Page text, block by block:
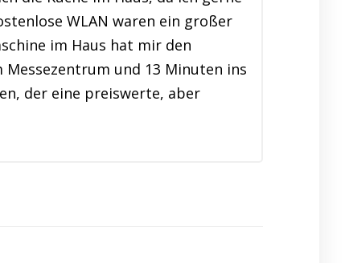
WLAN waren ein großer
im Haus hat mir den
und 13 Minuten ins
der eine preiswerte, aber